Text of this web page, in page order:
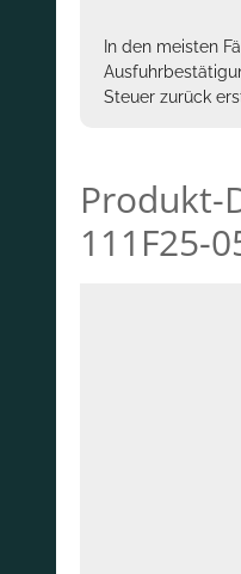
In den meisten
Steuer zurück
Produkt-
111F25-